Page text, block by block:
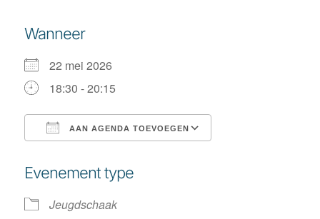
Wanneer
22 mei 2026
18:30 - 20:15
AAN AGENDA TOEVOEGEN
Evenement type
Jeugdschaak